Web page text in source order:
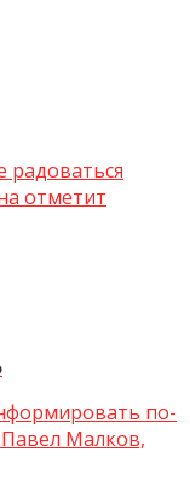
радоваться
отметит
по-
Малков,